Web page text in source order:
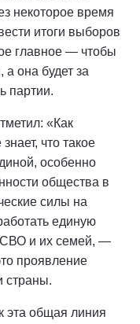
некоторое время
итоги выборов
главное — чтобы
а она будет за
партии.
«Как
что такое
особенно
общества в
силы на
единую
СВО и их семей, —
проявление
страны.
эта общая линия